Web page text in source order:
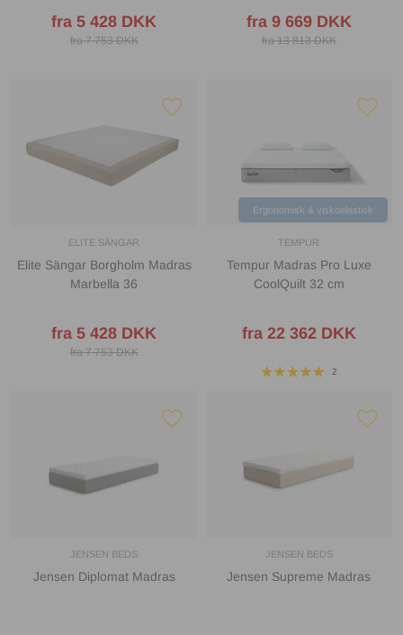
fra 5 428 DKK
fra 7 753 DKK
fra 9 669 DKK
fra 13 813 DKK
ELITE SÄNGAR
Elite Sängar Borgholm Madras
Marbella 36
fra 5 428 DKK
fra 7 753 DKK
Ergonomisk & viskoelastisk
TEMPUR
Tempur Madras Pro Luxe
CoolQuilt 32 cm
fra 22 362 DKK
2
JENSEN BEDS
Jensen Diplomat Madras
JENSEN BEDS
Jensen Supreme Madras